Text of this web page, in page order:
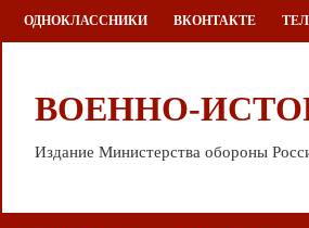
Перейти
к
ОДНОКЛАССНИКИ ВКОНТАКТЕ
ВОЕННО-
Издание Министерства обороны